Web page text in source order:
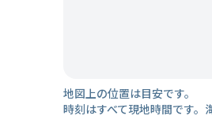
地図上の位置は目安です。
時刻はすべて現地時間です。